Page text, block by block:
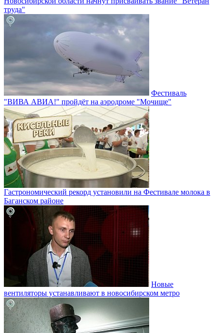
труда"
Фестиваль
"ВИВА АВИА!" пройдёт на аэродроме "Мочище"
Гастрономический рекорд установили на Фестивале молока в
Баганском районе
Новые
вентиляторы устанавливают в новосибирском метро